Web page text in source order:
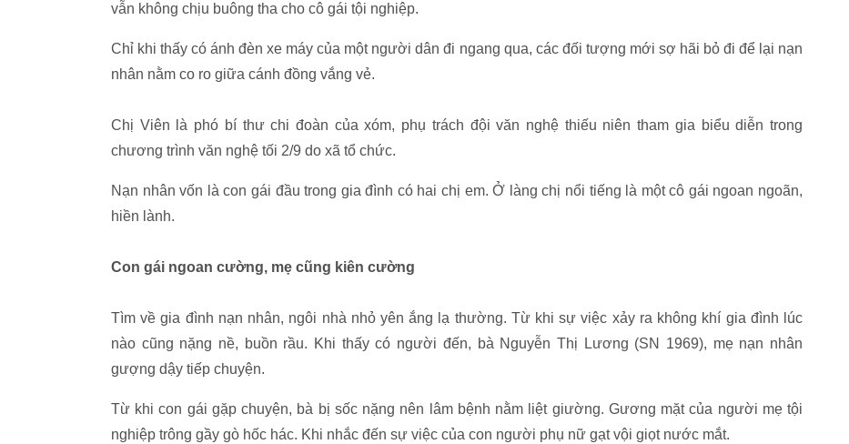
vẫn không chịu buông tha cho cô gái tội nghiệp.
Chỉ khi thấy có ánh đèn xe máy của một người dân đi ngang qua, các đối tượng mới sợ hãi bỏ đi để lại nạn
nhân nằm co ro giữa cánh đồng vắng vẻ.
Chị Viên là phó bí thư chi đoàn của xóm, phụ trách đội văn nghệ thiếu niên tham gia biểu diễn trong
chương trình văn nghệ tối 2/9 do xã tổ chức.
Nạn nhân vốn là con gái đầu trong gia đình có hai chị em. Ở làng chị nổi tiếng là một cô gái ngoan ngoãn,
hiền lành.
Con gái ngoan cường, mẹ cũng kiên cường
Tìm về gia đình nạn nhân, ngôi nhà nhỏ yên ắng lạ thường. Từ khi sự việc xảy ra không khí gia đình lúc
nào cũng nặng nề, buồn rầu. Khi thấy có người đến, bà Nguyễn Thị Lương (SN 1969), mẹ nạn nhân
gượng dậy tiếp chuyện.
Từ khi con gái gặp chuyện, bà bị sốc nặng nên lâm bệnh nằm liệt giường. Gương mặt của người mẹ tội
nghiệp trông gầy gò hốc hác. Khi nhắc đến sự việc của con người phụ nữ gạt vội giọt nước mắt.